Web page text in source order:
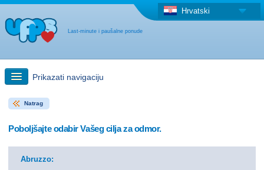
Last-minute i paušalne ponude
Hrvatski
Prikazati navigaciju
Brzo traženje
Natrag
Poboljšajte odabir Vašeg cilja za odmor.
Abruzzo: